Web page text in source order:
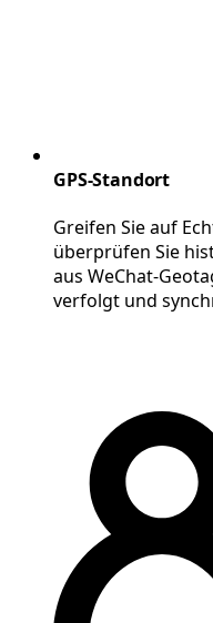
GPS-Standort
Greifen Sie auf
überprüfen Sie
aus WeChat-
verfolgt und